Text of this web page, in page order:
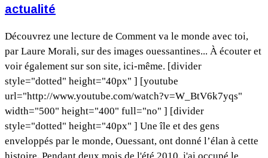
actualité
Découvrez une lecture de Comment va le monde avec toi,
par Laure Morali, sur des images ouessantines... À écouter et
voir également sur son site, ici-même. [divider
style="dotted" height="40px" ] [youtube
url="http://www.youtube.com/watch?v=W_BtV6k7yqs"
width="500" height="400" full="no" ] [divider
style="dotted" height="40px" ] Une île et des gens
enveloppés par le monde, Ouessant, ont donné l’élan à cette